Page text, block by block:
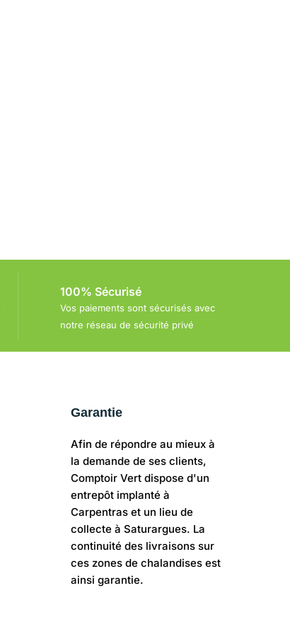
100% Sécurisé
Vos paiements sont sécurisés avec
notre réseau de sécurité privé
Garantie
Afin de répondre au mieux à
la demande de ses clients,
Comptoir Vert dispose d'un
entrepôt implanté à
Carpentras et un lieu de
collecte à Saturargues. La
continuité des livraisons sur
ces zones de chalandises est
ainsi garantie.